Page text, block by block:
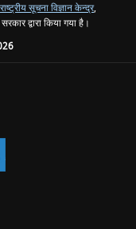
राष्ट्रीय सूचना विज्ञान केन्द्र,
द्वारा किया गया है।